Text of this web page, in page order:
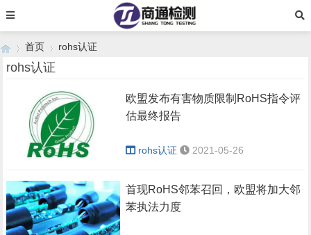
首页
›
rohs认证
rohs认证
欧盟发布有害物质限制RoHS指令评
估最终报告
rohs认证 2021-05-26
首现RoHS邻苯召回，欧盟将加大邻
苯执法力度